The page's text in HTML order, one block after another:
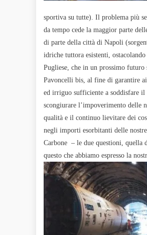
sportiva su tutte). Il problema più
da tempo cede la maggior parte
di parte della città di Napoli
idriche tuttora esistenti,
Pugliese, che in un prossimo
Pavoncelli bis, al fine di garantire
ed irriguo sufficiente a soddisfare il
scongiurare l’impoverimento delle
qualità e il continuo lievitare dei
negli importi esorbitanti delle
Carbone – le due questioni, quella
questo che abbiamo espresso la